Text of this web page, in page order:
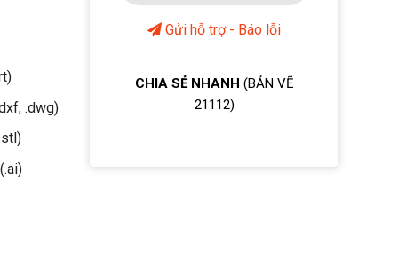
.dwg)
Gửi hỗ trợ - Báo lỗi
CHIA SẺ NHANH (BẢN VẼ
21112)